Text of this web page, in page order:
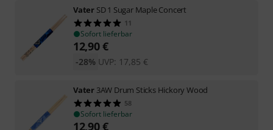
Vater SD 1 Sugar Maple Concert
11
Sofort lieferbar
12,90€
UVP: 17,85 €
-28%
Vater 3AW Drum Sticks Hickory Wood
58
Sofort lieferbar
12,90€